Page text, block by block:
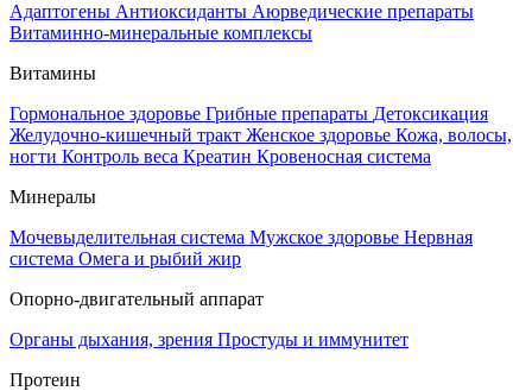
Адаптогены Антиоксиданты Аюрведические препараты
Витаминно-минеральные комплексы
Витамины
Гормональное здоровье Грибные препараты Детоксикация
Желудочно-кишечный тракт Женское здоровье Кожа, волосы,
ногти Контроль веса Креатин Кровеносная система
Минералы
Мочевыделительная система Мужское здоровье Нервная
система Омега и рыбий жир
Опорно-двигательный аппарат
Органы дыхания, зрения Простуды и иммунитет
Протеин